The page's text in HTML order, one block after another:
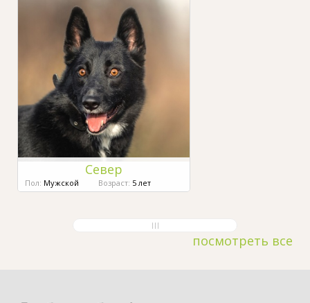
Север
Пол: Мужской Возраст: 5 лет
посмотреть все